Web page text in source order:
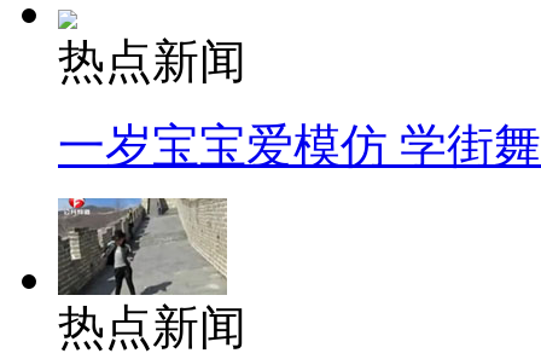
热点新闻
一岁宝宝爱模仿 学街
热点新闻